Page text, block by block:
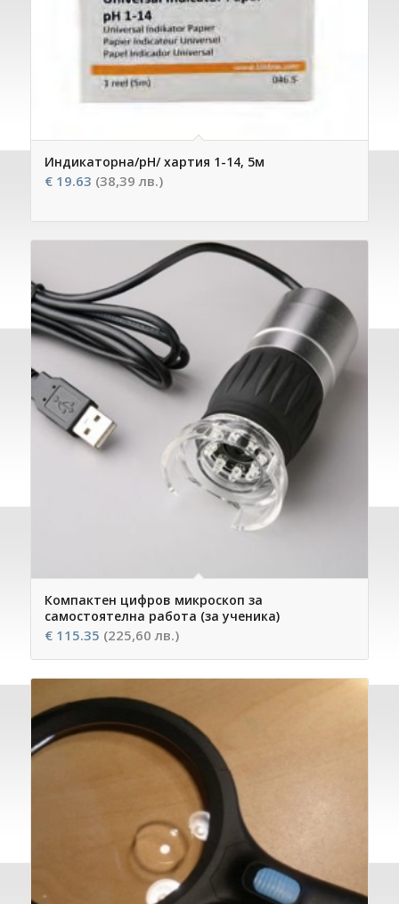
Индикаторна/рН/ хартия 1-14, 5м
€19.63 (38,39 лв.)
Компактен цифров микроскоп за
самостоятелна работа (за ученика)
€115.35 (225,60 лв.)